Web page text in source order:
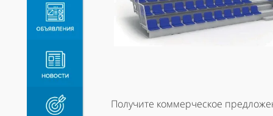
Получите коммерческое